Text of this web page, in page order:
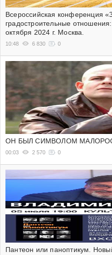
Всероссийская конференция
градостроительные
октября 2024 г. Москва.
10:48 6 830 0
ОН БЫЛ СИМВОЛОМ
00:03 2 570 0
Пантеон или паноптикум.